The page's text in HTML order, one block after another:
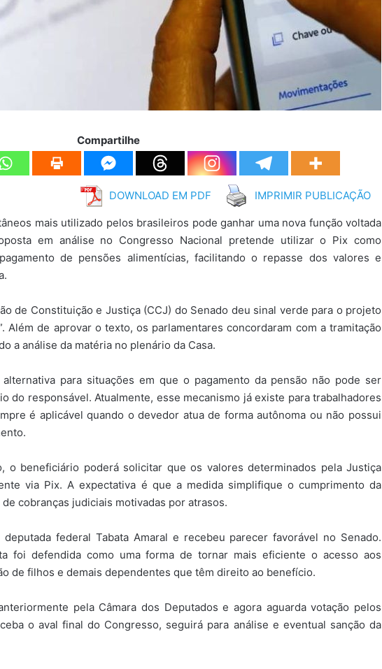
Compartilhe
DOWNLOAD EM PDF IMPRIMIR PUBLICAÇÃO
mais utilizado pelos brasileiros pode ganhar uma nova função voltada
em análise no Congresso Nacional pretende utilizar o Pix como
de pensões alimentícias, facilitando o repasse dos valores e
de Constituição e Justiça (CCJ) do Senado deu sinal verde para o projeto
Além de aprovar o texto, os parlamentares concordaram com a tramitação
a análise da matéria no plenário da Casa.
para situações em que o pagamento da pensão não pode ser
do responsável. Atualmente, esse mecanismo já existe para trabalhadores
é aplicável quando o devedor atua de forma autônoma ou não possui
o beneficiário poderá solicitar que os valores determinados pela Justiça
via Pix. A expectativa é que a medida simplifique o cumprimento da
cobranças judiciais motivadas por atrasos.
federal Tabata Amaral e recebeu parecer favorável no Senado.
foi defendida como uma forma de tornar mais eficiente o acesso aos
de filhos e demais dependentes que têm direito ao benefício.
pela Câmara dos Deputados e agora aguarda votação pelos
o aval final do Congresso, seguirá para análise e eventual sanção da